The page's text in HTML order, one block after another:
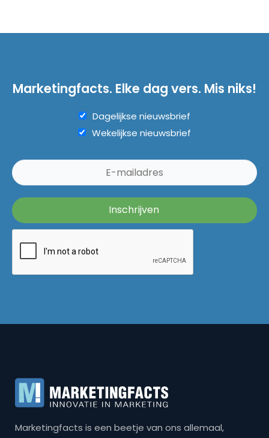
Marketingfacts. Elke dag vers. Mis niks!
Dagelijkse nieuwsbrief
Wekelijkse nieuwsbrief
Marketingfacts is een beetje van ons allemaal,